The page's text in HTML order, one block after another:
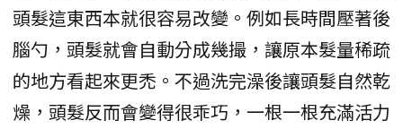
頭髮這東西本就很容易改變。例如長時間壓著後
腦勺，頭髮就會自動分成幾撮，讓原本髮量稀疏
的地方看起來更禿。不過洗完澡後讓頭髮自然乾
燥，頭髮反而會變得很乖巧，一根一根充滿活力